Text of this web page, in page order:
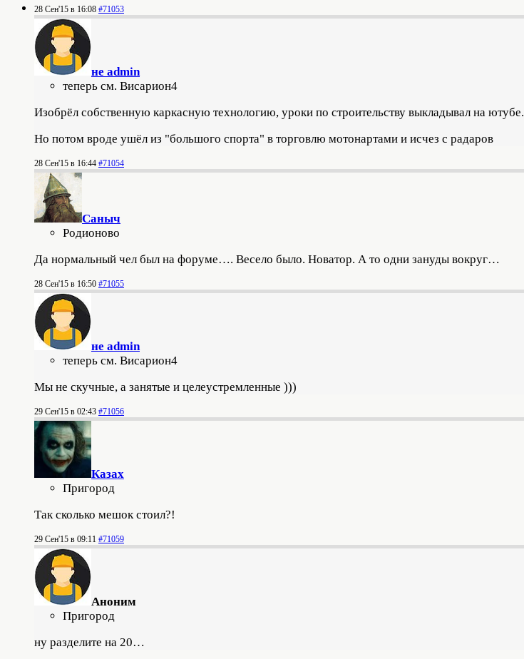
28 Сен'15 в 16:08 #71053
не admin
теперь см. Висариoн4
Изобрёл собственную каркасную технологию, уроки по строительству выкладывал на ютубе.
Но потом вроде ушёл из "большого спорта" в торговлю мотонартами и исчез с радаров
28 Сен'15 в 16:44 #71054
Саныч
Родионово
Да нормальный чел был на форуме…. Весело было. Новатор. А то одни зануды вокруг…
28 Сен'15 в 16:50 #71055
не admin
теперь см. Висариoн4
Мы не скучные, а занятые и целеустремленные )))
29 Сен'15 в 02:43 #71056
Казах
Пригород
Так сколько мешок стоил?!
29 Сен'15 в 09:11 #71059
Аноним
Пригород
ну разделите на 20…